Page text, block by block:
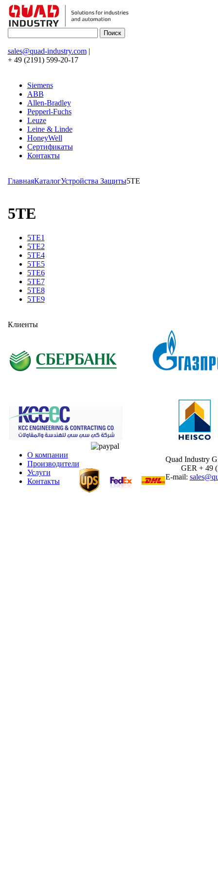
sales@quad-industry.com|
+ 49 (2191) 599-20-17
Siemens
ABB
Allen-Bradley
Pepperl-Fuchs
Leuze
Leine & Linde
HoneyWell
Сертификаты
Контакты
ГлавнаяКаталогУстройства Защиты5TE
5TE
5TE1
5TE2
5TE4
5TE5
5TE6
5TE7
5TE8
5TE9
Клиенты
О компании
Производители
Услуги
Контакты
Quad Industry
GER + 49
E-mail: